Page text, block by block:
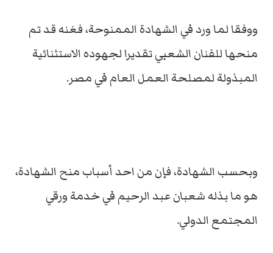
ووفقا لما ورد في الشهادة الممنوحة، فغنه قد تم
منحها للفنان الشعبي تقديرا لجهوده الاستثنائية
المبذولة لمصلحة العمل العام في مصر.
وبحسب الشهادة، فإن من احد أسباب منح الشهادة،
هو ما بذله شعبان عبد الرحيم في خدمة ورقي
المجتمع الدولي.